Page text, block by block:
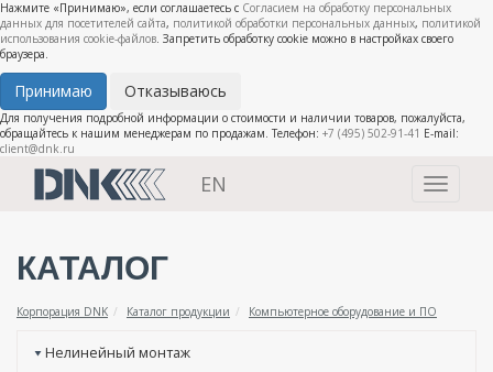
Нажмите «Принимаю», если соглашаетесь с Согласием на обработку персональных
данных для посетителей сайта, политикой обработки персональных данных, политикой
использования cookie-файлов. Запретить обработку cookie можно в настройках своего
браузера.
Принимаю Отказываюсь
Для получения подробной информации о стоимости и наличии товаров, пожалуйста,
обращайтесь к нашим менеджерам по продажам. Телефон: +7 (495) 502-91-41 E-mail:
client@dnk.ru
Toggle
EN
КАТАЛОГ
Корпорация DNK Каталог продукции Компьютерное оборудование и ПО
Нелинейный монтаж